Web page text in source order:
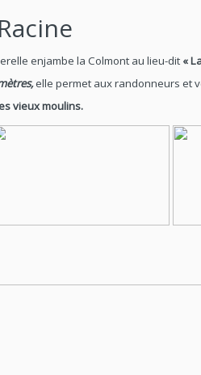
enjambe la Colmont au lieu-dit «
elle permet aux randonneurs et
vieux moulins.